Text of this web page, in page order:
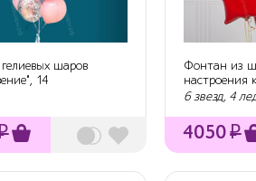
шаров
14
Фонтан из
настроения
6 звезд, 4
4050₽